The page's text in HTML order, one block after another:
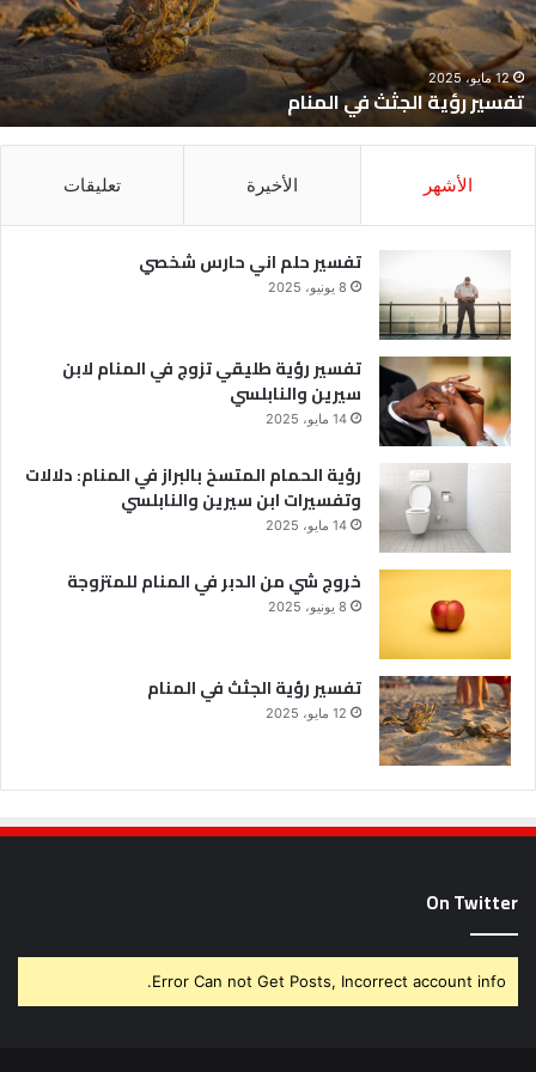
12 مايو، 2025
تفسير رؤية الجثث في المنام
الأشهر الأخيرة تعليقات
تفسير حلم اني حارس شخصي
8 يونيو، 2025
تفسير رؤية طليقي تزوج في المنام لابن
سيرين والنابلسي
14 مايو، 2025
رؤية الحمام المتسخ بالبراز في المنام: دلالات
وتفسيرات ابن سيرين والنابلسي
14 مايو، 2025
خروج شي من الدبر في المنام للمتزوجة
8 يونيو، 2025
تفسير رؤية الجثث في المنام
12 مايو، 2025
On Twitter
Error Can not Get Posts, Incorrect account info.